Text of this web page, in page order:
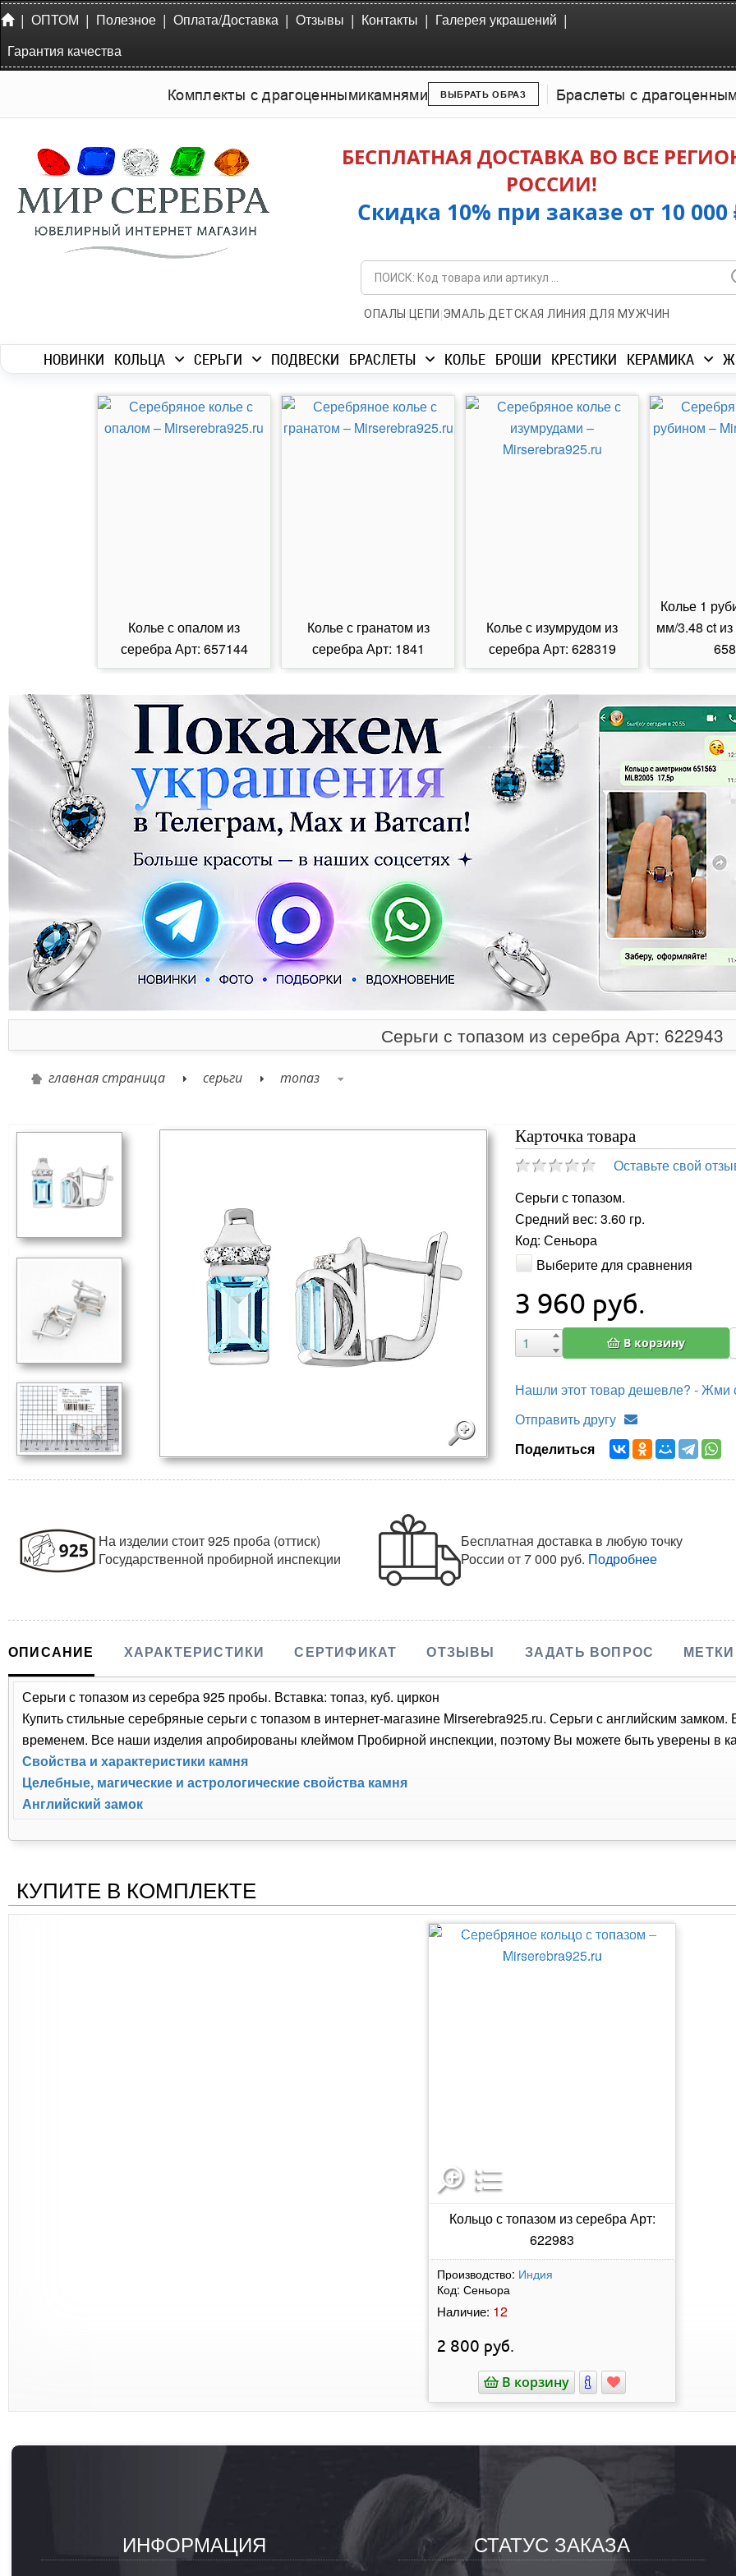
| ОПТОМ | Полезное | Оплата/Доставка | Отзывы | Контакты | Галерея украшений |
Гарантия качества
Комплекты с драгоценнымикамнями ВЫБРАТЬ ОБРАЗ Браслеты с
БЕСПЛАТНАЯ ДОСТАВКА ВО ВСЕ
РОССИИ!
Скидка 10% при заказе от 10 000
ОПАЛЫ | ЦЕПИ |ЭМАЛЬ|ДЕТСКАЯ ЛИНИЯ |ДЛЯ МУЖЧИН
НОВИНКИ КОЛЬЦА СЕРЬГИ ПОДВЕСКИ БРАСЛЕТЫ КОЛЬЕ БРОШИ КРЕСТИКИ КЕРАМИКА
Колье с опалом из
серебра Арт: 657144
Колье с гранатом из
серебра Арт: 1841
Колье с изумрудом из
серебра Арт: 628319
Колье 1
мм/3.48 ct
Серьги с топазом из серебра Арт: 622943
главная страница серьги топаз
Карточка товара
Оставьте свой
Серьги с топазом.
Средний вес: 3.60 гр.
Код: Сеньора
Выберите для сравнения
3 960 руб.
В корзину
Нашли этот товар дешевле? - Жми
Отправить другу
Поделиться
На изделии стоит 925 проба (оттиск)
Государственной пробирной инспекции
Бесплатная доставка в любую точку
Россииот 7 000 руб. Подробнее
ОПИСАНИЕ ХАРАКТЕРИСТИКИ СЕРТИФИКАТ ОТЗЫВЫ ЗАДАТЬ ВОПРОС МЕТКИ
Серьги с топазом из серебра 925 пробы. Вставка: топаз, куб. циркон
Купить стильные серебряные серьги с топазом в интернет-магазине Mirserebra925.ru. Серьги с английским
временем. Все наши изделия апробированы клеймом Пробирной инспекции, поэтому Вы можете быть уверены в
Свойства и характеристики камня
Целебные, магические и астрологические свойства камня
Английский замок
КУПИТЕ В КОМПЛЕКТЕ
Кольцо с топазом из серебра Арт:
622983
Производство: Индия
Код: Сеньора
Наличие: 12
2 800 руб.
В корзину
ИНФОРМАЦИЯ СТАТУС ЗАКАЗА